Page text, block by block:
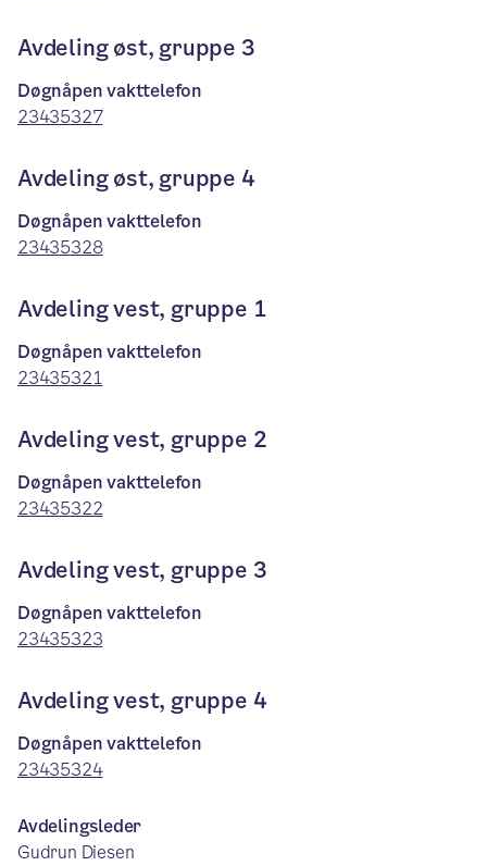
Avdeling øst, gruppe 3
Døgnåpen vakttelefon
23435327
Avdeling øst, gruppe 4
Døgnåpen vakttelefon
23435328
Avdeling vest, gruppe 1
Døgnåpen vakttelefon
23435321
Avdeling vest, gruppe 2
Døgnåpen vakttelefon
23435322
Avdeling vest, gruppe 3
Døgnåpen vakttelefon
23435323
Avdeling vest, gruppe 4
Døgnåpen vakttelefon
23435324
Avdelingsleder
Gudrun Diesen